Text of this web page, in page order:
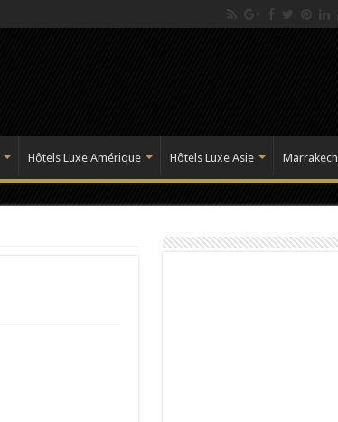
Hôtels Luxe Amérique Hôtels Luxe Asie Marrakech